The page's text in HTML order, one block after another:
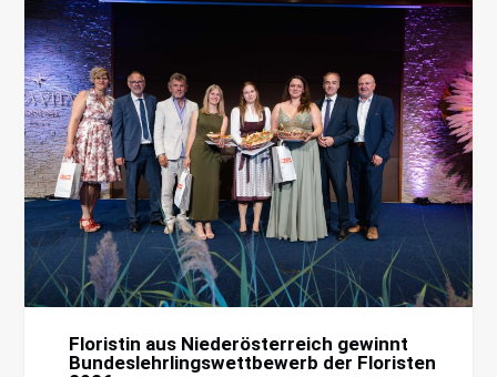
Floristin aus Niederösterreich gewinnt
Bundeslehrlingswettbewerb der Floristen